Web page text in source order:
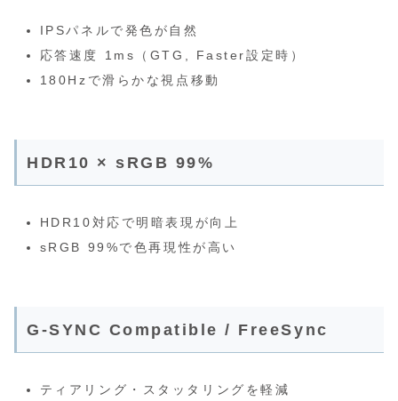
IPSパネルで発色が自然
応答速度 1ms（GTG, Faster設定時）
180Hzで滑らかな視点移動
HDR10 × sRGB 99%
HDR10対応で明暗表現が向上
sRGB 99%で色再現性が高い
G‑SYNC Compatible / FreeSync
ティアリング・スタッタリングを軽減